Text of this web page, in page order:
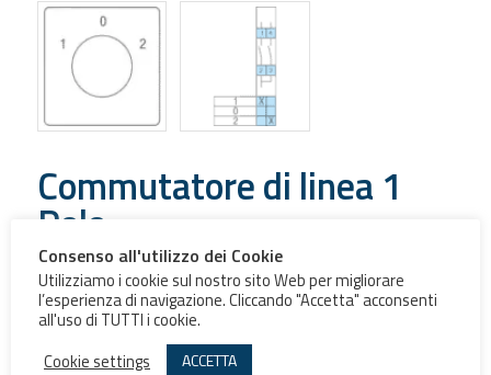
Commutatore di linea 1
Polo
Commutatore di linea 1 Poli – Schema 51
Grandezza
Consenso all'utilizzo dei Cookie
Utilizziamo i cookie sul nostro sito Web per migliorare
l’esperienza di navigazione. Cliccando "Accetta" acconsenti
all'uso di TUTTI i cookie.
Cookie settings
ACCETTA